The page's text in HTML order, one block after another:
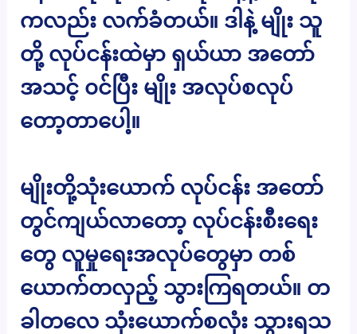
ကလည်း လက်ခံတယ်။ ဒါနဲ့ မျိုး သူ
တို့ လုပ်ငန်းထဲမှာ ရှယ်ယာ အတော်
အသင့် ၀င်ပြီး မျိုး အလုပ်စလုပ်
တော့တာပေါ့။
မျိုးတို့သုံးယောက် လုပ်ငန်း အတော်
တွင်ကျယ်လာတော့ လုပ်ငန်းစီးရေး
တွေ လူမှုရေးအလုပ်တွေမှာ တစ်
ယောက်တလှည့် သွားကြရတယ်။ တ
ခါတလေ သုံးယောက်စလုံး သွားရသ